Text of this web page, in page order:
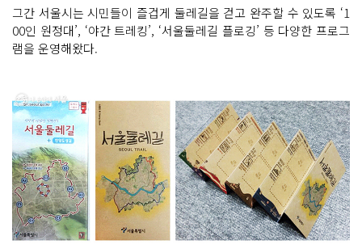
그간 서울시는 시민들이 즐겁게 둘레길을 걷고 완주할 수 있도록 ‘1
00인 원정대’, ‘야간 트레킹’, ‘서울둘레길 플로깅’ 등 다양한 프로그
램을 운영해왔다.